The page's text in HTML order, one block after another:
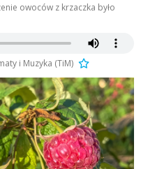
owoców z krzaczka było
i Muzyka (TiM)